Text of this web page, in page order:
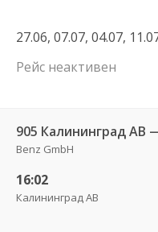
Рейс неактивен
905 Калининград
Benz GmbH
16:02
Калининград АВ